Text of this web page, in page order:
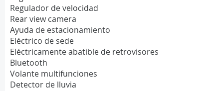
Regulador de velocidad
Rear view camera
Ayuda de estacionamiento
Eléctrico de sede
Eléctricamente abatible de retrovisores
Bluetooth
Volante multifunciones
Detector de lluvia